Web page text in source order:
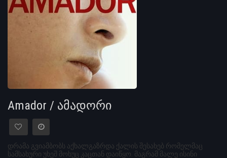
Amador / ამადორი
დრამა გვიამბობს აქხალგაზრდა ქალის შესახებ რომელმაც
სამსახური უხეშ მოხუც კაცთან დაიწყო. მაგრამ მალე ისინი